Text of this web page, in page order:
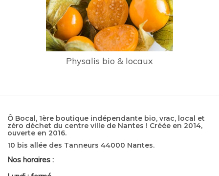
Physalis bio & locaux
Ô Bocal, 1ère boutique indépendante bio, vrac, local et
zéro déchet du centre ville de Nantes ! Créée en 2014,
ouverte en 2016.
10 bis allée des Tanneurs 44000 Nantes.
Nos horaires :